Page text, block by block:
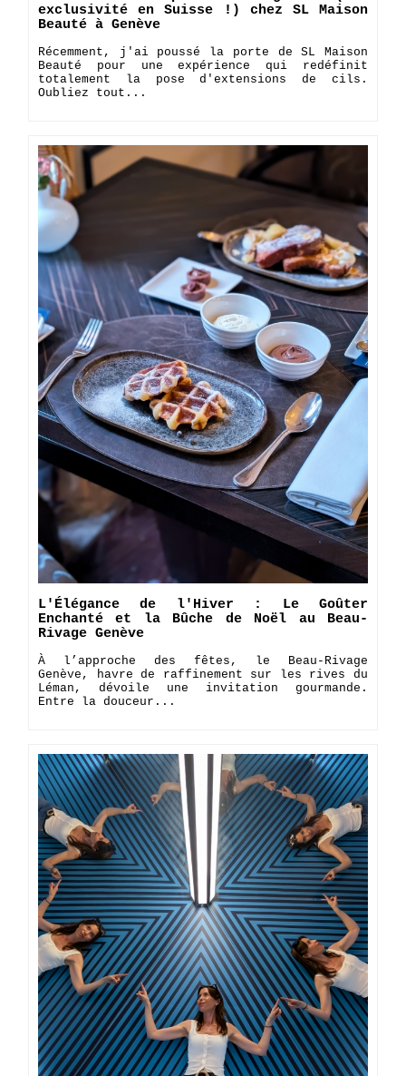
exclusivité en Suisse !) chez SL Maison
Beauté à Genève
Récemment, j'ai poussé la porte de SL Maison
Beauté pour une expérience qui redéfinit
totalement la pose d'extensions de cils.
Oubliez tout...
L'Élégance de l'Hiver : Le Goûter
Enchanté et la Bûche de Noël au Beau-
Rivage Genève
​À l’approche des fêtes, le Beau-Rivage
Genève, havre de raffinement sur les rives du
Léman, dévoile une invitation gourmande.
Entre la douceur...